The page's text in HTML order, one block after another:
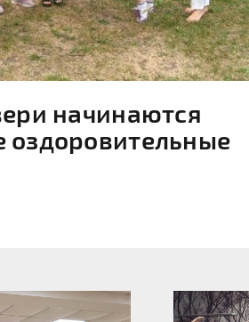
начинаются
оздоровительные